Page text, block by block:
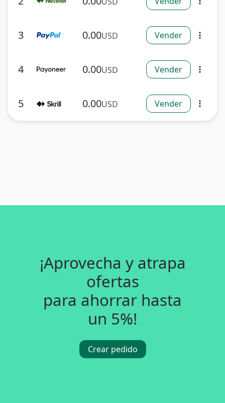
3 0.00USD Vender more_vert
4 0.00USD Vender more_vert
5 0.00USD Vender more_vert
¡Aprovecha y atrapa
ofertas
para ahorrar hasta
un 5%!
Crear pedido